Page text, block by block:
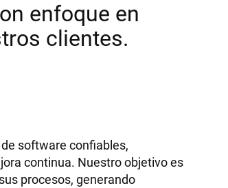
enfoque en
clientes.
software confiables,
continua. Nuestro objetivo es
procesos, generando